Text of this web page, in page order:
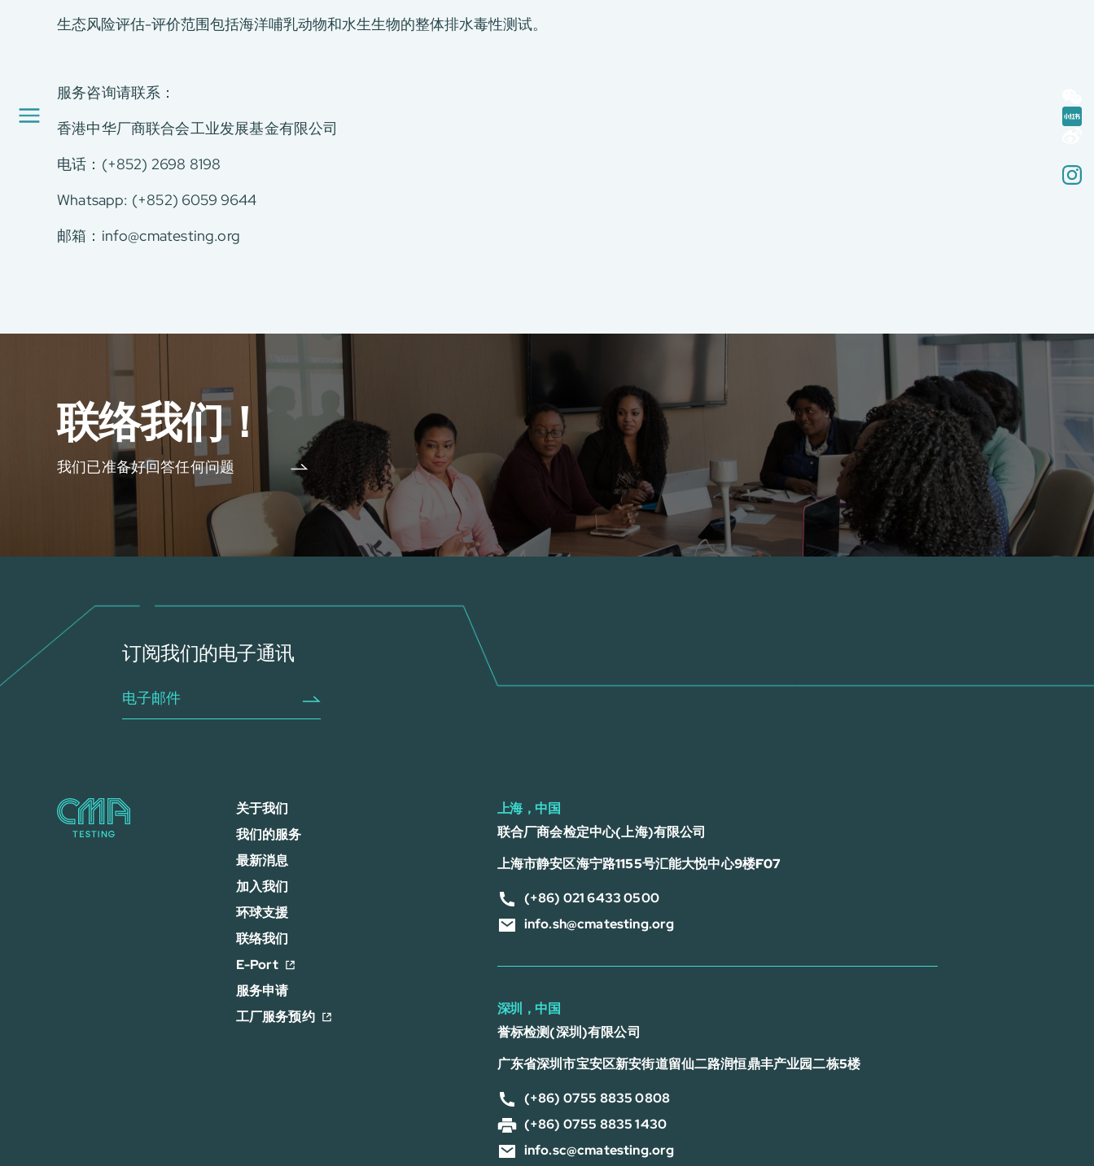
消费品测试
认证与评价服务
CMA+
加入我们
联络我们
E-Port
生态风险评估-评价范围包括海洋哺乳动物和水生生物的整体排水毒性测试。
服务咨询请联系：
香港中华厂商联合会工业发展基金有限公司
电话：(+852) 2698 8198
Whatsapp: (+852) 6059 9644
邮箱： info@cmatesting.org
联络我们！
我们已准备好回答任何问题
订阅我们的电子通讯
关于我们
我们的服务
最新消息
加入我们
环球支援
联络我们
E-Port
服务申请
工厂服务预约
上海，中国
联合厂商会检定中心(上海)有限公司
上海市静安区海宁路1155号汇能大悦中心9楼F07
(+86) 021 6433 0500
info.sh@cmatesting.org
深圳，中国
誉标检测(深圳)有限公司
广东省深圳市宝安区新安街道留仙二路润恒鼎丰产业园二栋5楼
(+86) 0755 8835 0808
(+86) 0755 8835 1430
info.sc@cmatesting.org